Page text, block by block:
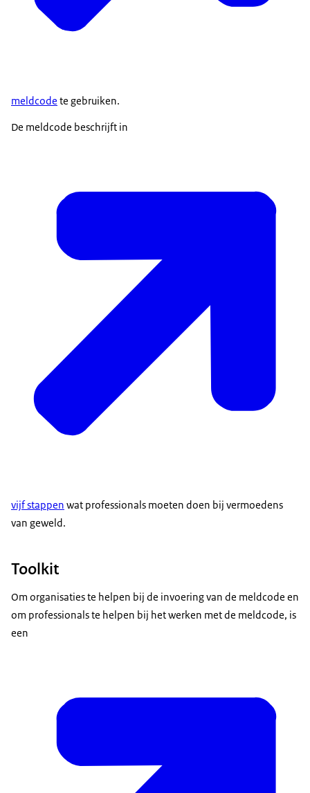
meldcode te gebruiken.
De meldcode beschrijft in
vijf stappen wat professionals moeten doen bij vermoedens
van geweld.
Toolkit
Om organisaties te helpen bij de invoering van de meldcode en
om professionals te helpen bij het werken met de meldcode, is
een